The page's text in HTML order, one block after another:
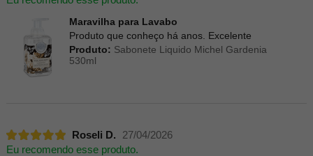
Maravilha para Lavabo
Produto que conheço há anos. Excelente
Produto: Sabonete Liquido Michel Gardenia
530ml
Roseli D.
27/04/2026
Eu recomendo esse produto.